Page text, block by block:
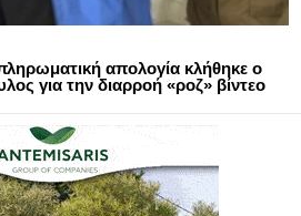
απολογία κλήθηκε ο
για την διαρροή «ροζ» βίντεο